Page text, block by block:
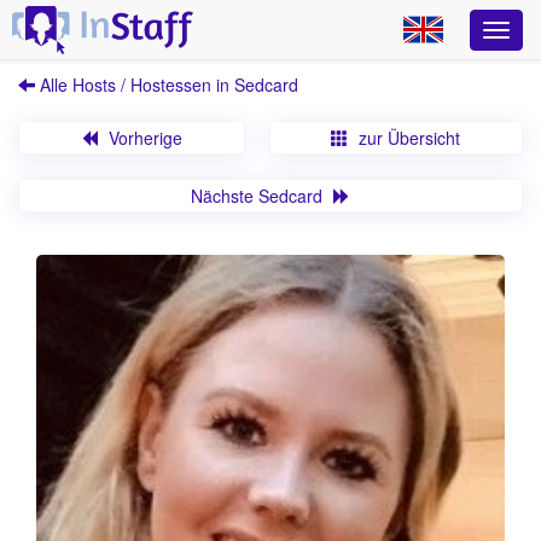
Alle Hosts / Hostessen in Sedcard
Vorherige zur Übersicht
Nächste Sedcard